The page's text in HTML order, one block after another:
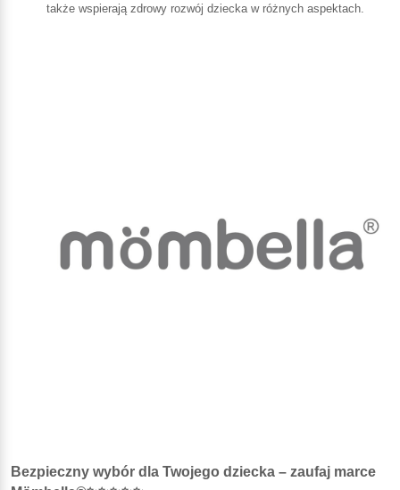
także wspierają zdrowy rozwój dziecka w różnych aspektach.
Bezpieczny wybór dla Twojego dziecka – zaufaj marce